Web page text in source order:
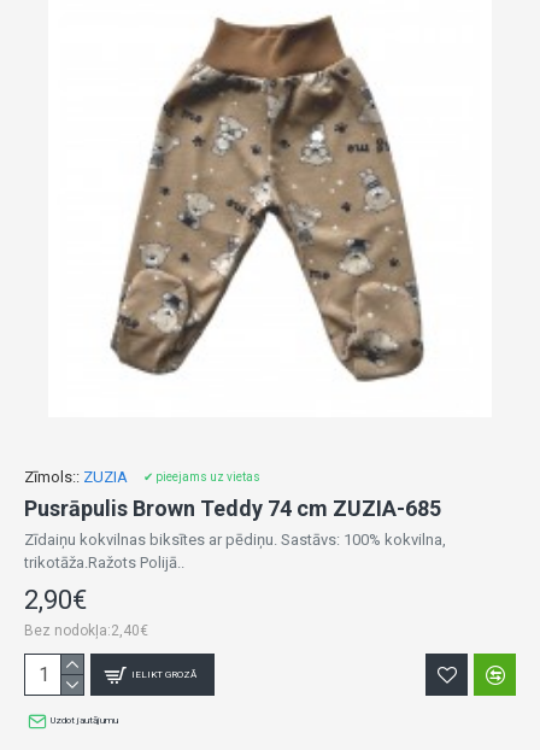
Zīmols:: ZUZIA ✔ pieejams uz vietas
Pusrāpulis Brown Teddy 74 cm ZUZIA-685
Zīdaiņu kokvilnas biksītes ar pēdiņu. Sastāvs: 100% kokvilna,
trikotāža.Ražots Polijā..
2,90€
Bez nodokļa:2,40€
IELIKT GROZĀ
Uzdot jautājumu